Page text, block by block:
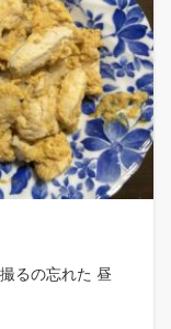
るの忘れた 昼